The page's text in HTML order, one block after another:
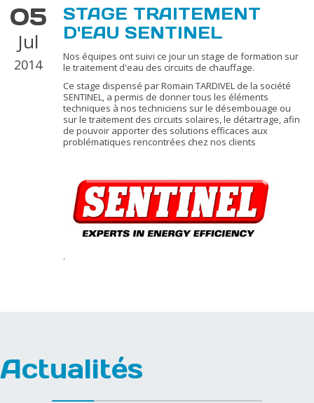
05
Jul
2014
STAGE TRAITEMENT
D'EAU SENTINEL
Nos équipes ont suivi ce jour un stage de formation sur
le traitement d'eau des circuits de chauffage.
Ce stage dispensé par Romain TARDIVEL de la société
SENTINEL, a permis de donner tous les éléments
techniques à nos techniciens sur le désembouage ou
sur le traitement des circuits solaires, le détartrage, afin
de pouvoir apporter des solutions efficaces aux
problématiques rencontrées chez nos clients
.
Actualités